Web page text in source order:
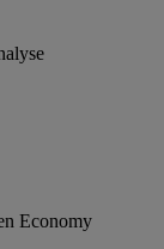
Economy